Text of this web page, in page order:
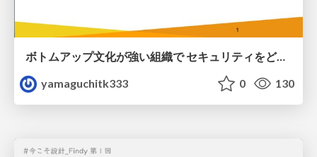
ボトムアップ文化が強い組織で セキュリティをどう根付かせていくかの現在進行形の話 / Making Security Stick in a Bottom-Up Organization
yamaguchitk333
0 130